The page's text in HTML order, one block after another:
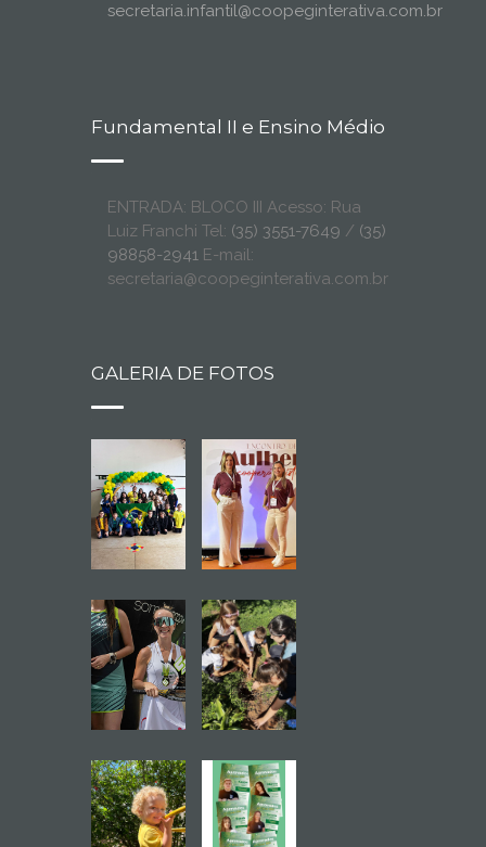
secretaria.infantil@coopeginterativa.com.br
Fundamental II e Ensino Médio
ENTRADA: BLOCO III Acesso: Rua
Luiz Franchi Tel: (35) 3551-7649 / (35)
98858-2941 E-mail:
secretaria@coopeginterativa.com.br
GALERIA DE FOTOS